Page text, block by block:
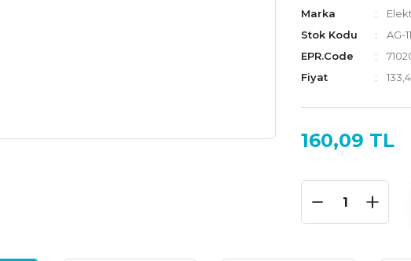
Marka
Stok Kodu
AG-
EPR.Code
Fiyat
160,09 TL